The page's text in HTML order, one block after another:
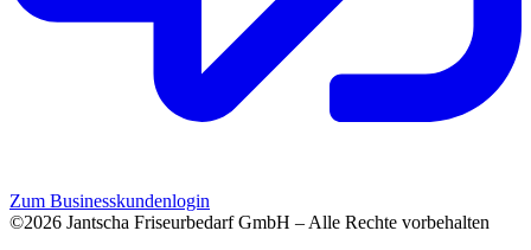
Zum Businesskundenlogin
©2026 Jantscha Friseurbedarf GmbH – Alle Rechte vorbehalten